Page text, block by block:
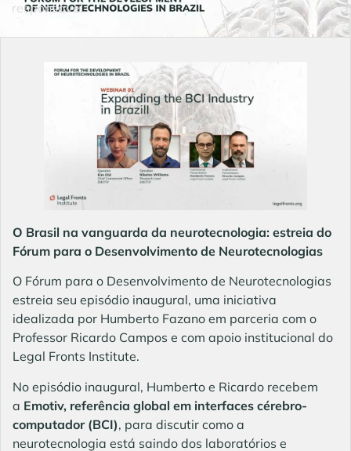
responsável.
O Brasil na vanguarda da neurotecnologia: estreia do
Fórum para o Desenvolvimento de Neurotecnologias
O Fórum para o Desenvolvimento de Neurotecnologias
estreia seu episódio inaugural, uma iniciativa
idealizada por Humberto Fazano em parceria com o
Professor Ricardo Campos e com apoio institucional do
Legal Fronts Institute.
No episódio inaugural, Humberto e Ricardo recebem
a Emotiv, referência global em interfaces cérebro-
computador (BCI), para discutir como a
neurotecnologia está saindo dos laboratórios e